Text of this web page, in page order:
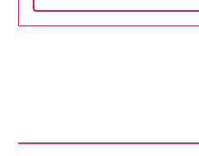
￥880
サポート正規
サポート正規